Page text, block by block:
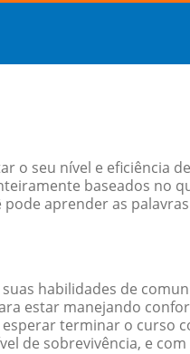
o seu nível e eficiência
baseados no
aprender as
habilidades de
estar manejando
terminar o curso
de sobrevivência, e com